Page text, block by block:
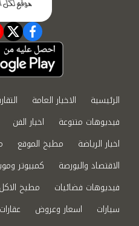
الرئيسية الاخبار العامة
فيديوهات متنوعة
اخبار الفن
اخبار الرياضة
مطبخ الموقع
الاقتصاد والبورصة
كمبيوتر
فيديوهات فضائيات
مطبخ
سيارات
اسعار وعروض